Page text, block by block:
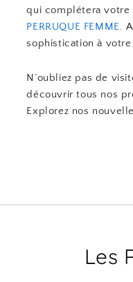
qui complétera
PERRUQUE FEMME.
sophistication à
N’oubliez pas de
découvrir tous nos
Explorez nos
Les